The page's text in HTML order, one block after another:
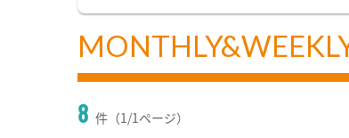
8 件（1/1ページ）